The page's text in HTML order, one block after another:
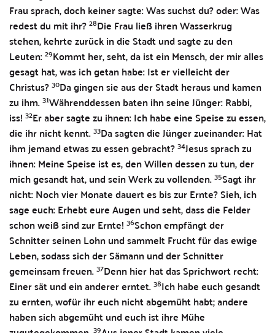
Frau sprach, doch keiner sagte: Was suchst du? oder: Was
redest du mit ihr?28Die Frau ließ ihren Wasserkrug
stehen, kehrte zurück in die Stadt und sagte zu den
Leuten:29Kommt her, seht, da ist ein Mensch, der mir alles
gesagt hat, was ich getan habe: Ist er vielleicht der
Christus?30Da gingen sie aus der Stadt heraus und kamen
zu ihm.31Währenddessen baten ihn seine Jünger: Rabbi,
iss! 32Er aber sagte zu ihnen: Ich habe eine Speise zu essen,
die ihr nicht kennt.33Da sagten die Jünger zueinander: Hat
ihm jemand etwas zu essen gebracht?34Jesus sprach zu
ihnen: Meine Speise ist es, den Willen dessen zu tun, der
mich gesandt hat, und sein Werk zu vollenden.35Sagt ihr
nicht: Noch vier Monate dauert es bis zur Ernte? Sieh, ich
sage euch: Erhebt eure Augen und seht, dass die Felder
schon weiß sind zur Ernte! 36Schon empfängt der
Schnitter seinen Lohn und sammelt Frucht für das ewige
Leben, sodass sich der Sämann und der Schnitter
gemeinsam freuen.37Denn hier hat das Sprichwort recht:
Einer sät und ein anderer erntet.38Ich habe euch gesandt
zu ernten, wofür ihr euch nicht abgemüht habt; andere
haben sich abgemüht und euch ist ihre Mühe
39